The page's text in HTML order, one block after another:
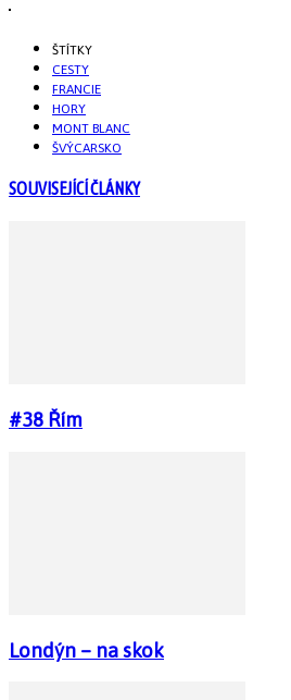
ŠTÍTKY
CESTY
FRANCIE
HORY
MONT BLANC
ŠVÝCARSKO
SOUVISEJÍCÍ ČLÁNKY
#38 Řím
Londýn – na skok